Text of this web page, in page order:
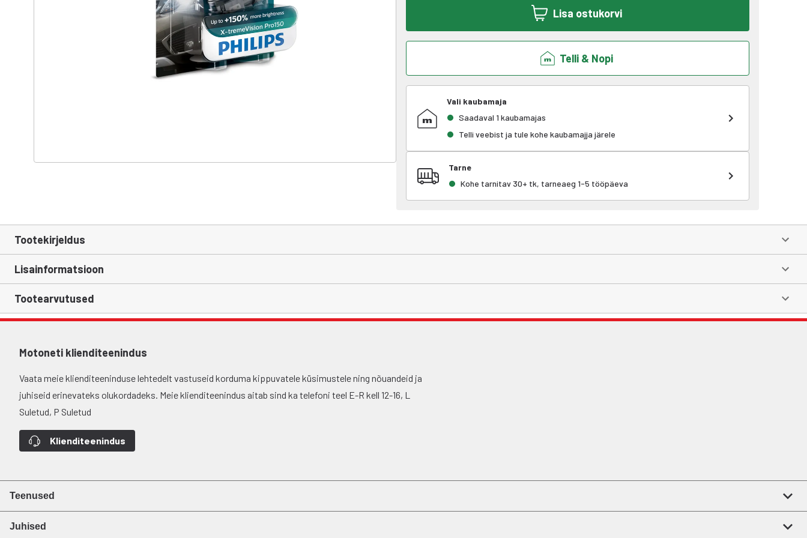
Lisa ostukorvi
Telli & Nopi
Vali kaubamaja
Saadaval 1 kaubamajas
Telli veebist ja tule kohe kaubamajja järele
Tarne
Kohe tarnitav 30+ tk, tarneaeg 1-5 tööpäeva
Tootekirjeldus
Lisainformatsioon
Tootearvutused
Motoneti klienditeenindus
Vaata meie klienditeeninduse lehtedelt vastuseid korduma kippuvatele küsimustele ning nõuandeid ja
juhiseid erinevateks olukordadeks. Meie klienditeenindus aitab sind ka telefoni teel E-R kell 12-16, L
Suletud, P Suletud
Klienditeenindus
Teenused
Juhised